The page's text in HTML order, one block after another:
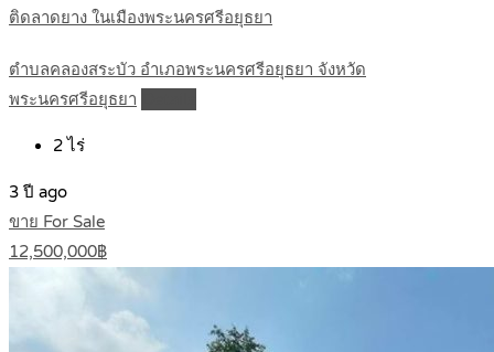
ติดลาดยาง ในเมืองพระนครศรีอยุธยา
ตำบลคลองสระบัว อำเภอพระนครศรีอยุธยา จังหวัด
พระนครศรีอยุธยา
2 ไร่
3 ปี ago
ขาย For Sale
12,500,000฿